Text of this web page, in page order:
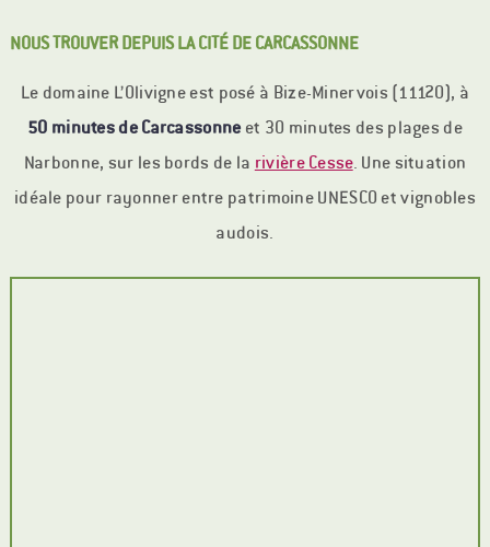
NOUS TROUVER DEPUIS LA CITÉ DE CARCASSONNE
Le domaine L’Olivigne est posé à Bize-Minervois (11120), à
50 minutes de Carcassonneet 30 minutes des plages de
Narbonne, sur les bords de la rivière Cesse. Une situation
idéale pour rayonner entre patrimoine UNESCO et vignobles
audois.